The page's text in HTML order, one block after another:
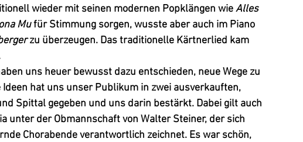
wieder mit seinen modernen Popklängen wie Alles
Mu für Stimmung sorgen, wusste aber auch im Piano
zu überzeugen. Das traditionelle Kärtnerlied kam
uns heuer bewusst dazu entschieden, neue Wege zu
Ideen hat uns unser Publikum in zwei ausverkauften,
Spittal gegeben und uns darin bestärkt. Dabei gilt auch
unter der Obmannschaft von Walter Steiner, der sich
Chorabende verantwortlich zeichnet. Es war schön,